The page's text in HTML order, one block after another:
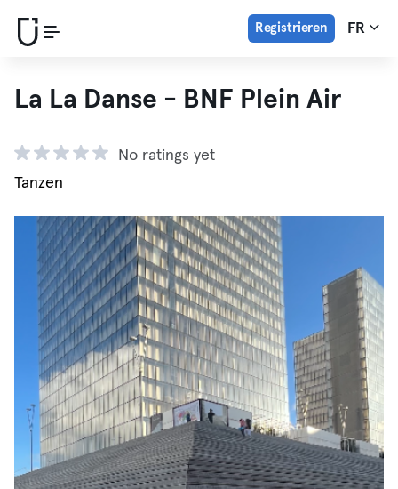
Registrieren FR
La La Danse - BNF Plein Air
No ratings yet
Tanzen